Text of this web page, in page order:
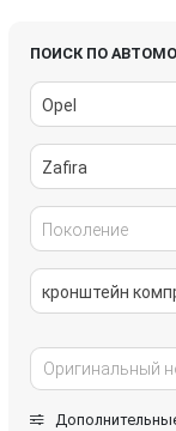
ПОИСК ПО
Opel
Zafira
Поколение
кронштейн